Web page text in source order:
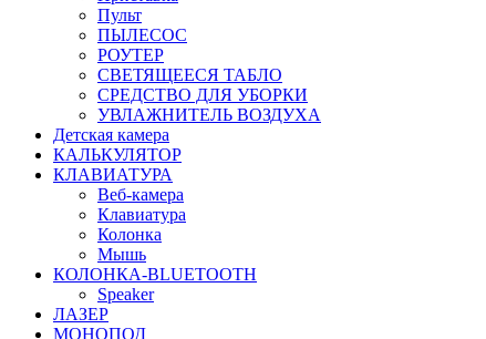
Пульт
ПЫЛЕСОС
РОУТЕР
СВЕТЯЩЕЕСЯ ТАБЛО
СРЕДСТВО ДЛЯ УБОРКИ
УВЛАЖНИТЕЛЬ ВОЗДУХА
Детская камера
КАЛЬКУЛЯТОР
КЛАВИАТУРА
Веб-камера
Клавиатура
Колонка
Мышь
КОЛОНКА-BLUETOOTH
Speaker
ЛАЗЕР
МОНОПОД